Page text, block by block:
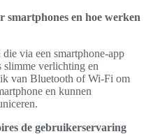
smartphones en hoe werken
via een smartphone-app
slimme verlichting en
van Bluetooth of Wi-Fi om
en kunnen
de gebruikerservaring